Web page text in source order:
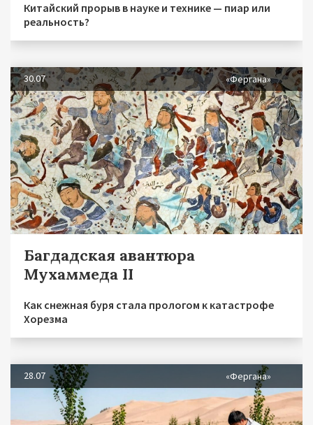
Китайский прорыв в науке и технике — пиар или
реальность?
30.07 «Фергана»
Багдадская авантюра
Мухаммеда II
Как снежная буря стала прологом к катастрофе
Хорезма
28.07 «Фергана»